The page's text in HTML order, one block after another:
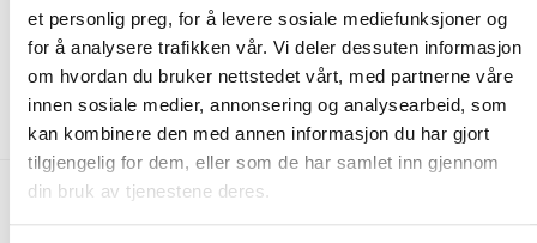
et personlig preg, for å levere sosiale mediefunksjoner og
for å analysere trafikken vår. Vi deler dessuten informasjon
om hvordan du bruker nettstedet vårt, med partnerne våre
innen sosiale medier, annonsering og analysearbeid, som
kan kombinere den med annen informasjon du har gjort
tilgjengelig for dem, eller som de har samlet inn gjennom
din bruk av tjenestene deres.
Filter (2pk)
150.00 kr
KJØP
(L 21cm x Dia 15cm)
695.00 kr